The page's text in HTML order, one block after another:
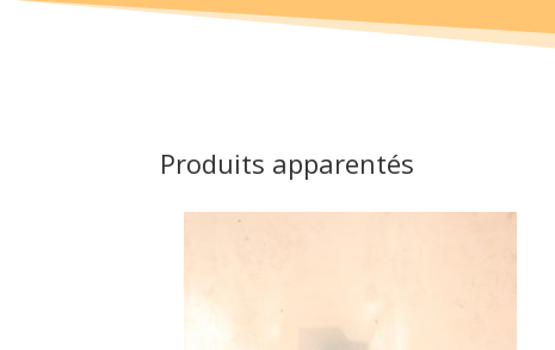
Produits apparentés